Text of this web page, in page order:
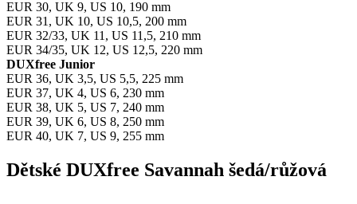
EUR 30, UK 9, US 10, 190 mm
EUR 31, UK 10, US 10,5, 200 mm
EUR 32/33, UK 11, US 11,5, 210 mm
EUR 34/35, UK 12, US 12,5, 220 mm
DUXfree Junior
EUR 36, UK 3,5, US 5,5, 225 mm
EUR 37, UK 4, US 6, 230 mm
EUR 38, UK 5, US 7, 240 mm
EUR 39, UK 6, US 8, 250 mm
EUR 40, UK 7, US 9, 255 mm
Dětské DUXfree Savannah šedá/růžová